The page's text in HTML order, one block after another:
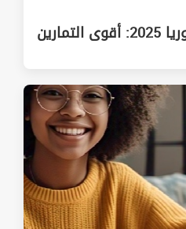
مراجعة رياضيات للبكالوريا 2025: أقوى التمارين